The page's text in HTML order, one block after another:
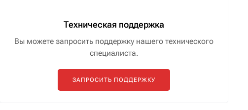
Техническая поддержка
Вы можете запросить поддержку нашего технического
специалиста.
ЗАПРОСИТЬ ПОДДЕРЖКУ